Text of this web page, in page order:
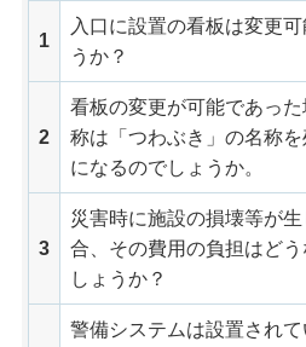
1
入口に設置の看板は変更可
うか？
2
看板の変更が可能であった
称は「つわぶき」の名称を
になるのでしょうか。
3
災害時に施設の損壊等が
合、その費用の負担はど
しょうか？
警備システムは設置され